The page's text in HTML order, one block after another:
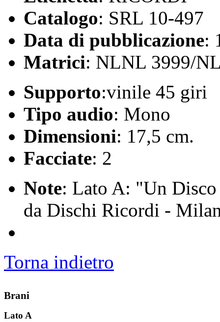
Catalogo: SRL 10-497
Data di pubblicazione:
Matrici: NLNL 3999/
Supporto:vinile 45 giri
Tipo audio: Mono
Dimensioni: 17,5 cm.
Facciate: 2
Note: Lato A: "Un
da Dischi Ricordi -
Torna indietro
Brani
Lato A